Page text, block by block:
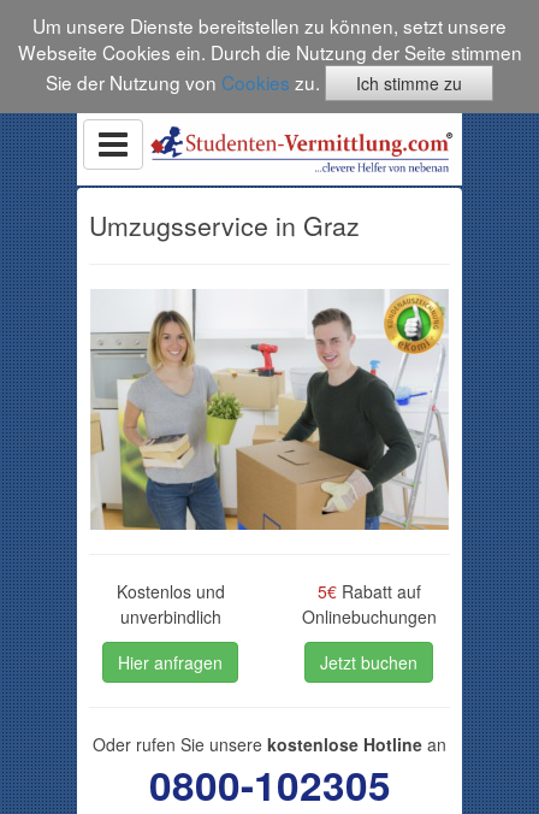
Um unsere Dienste bereitstellen zu können, setzt unsere
Webseite Cookies ein. Durch die Nutzung der Seite stimmen
Sie der Nutzung von Cookies zu. Ich stimme zu
Umzugsservice in Graz
Kostenlos und
unverbindlich
5€ Rabatt auf
Onlinebuchungen
Hier anfragen
Jetzt buchen
Oder rufen Sie unsere kostenlose Hotline an
0800-102305